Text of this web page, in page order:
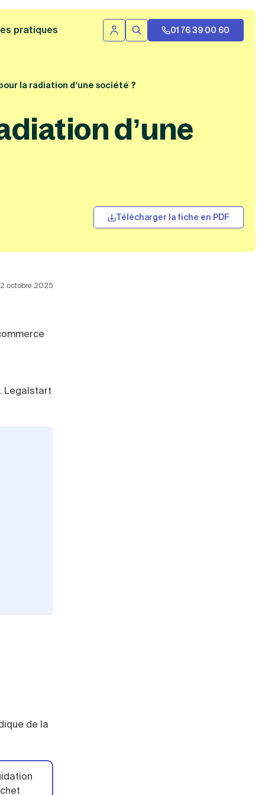
pratiques Se connecter
Rechercher01 76 39 00 60
la radiation d’une société ?
d’une
Télécharger la fiche en PDF
octobre 2025
Legalstart
de la